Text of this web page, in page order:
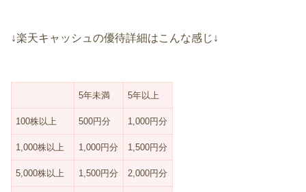
↓楽天キャッシュの優待詳細はこんな感じ↓
5年未満 5年以上
100株以上 500円分 1,000円分
1,000株以上 1,000円分 1,500円分
5,000株以上 1,500円分 2,000円分